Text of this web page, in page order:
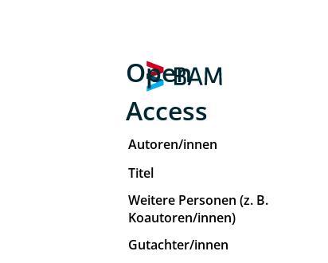
Open
Access
Autoren/innen
Titel
Weitere Personen (z. B.
Koautoren/innen)
Gutachter/innen